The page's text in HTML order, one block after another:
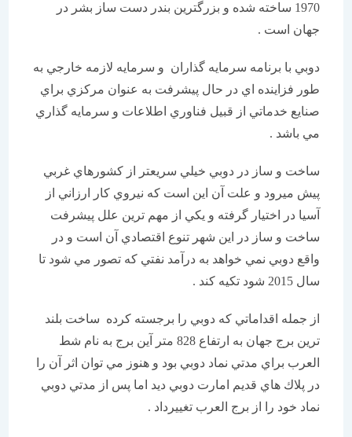
1970 ساخته شده و بزرگترين بندر دست ساز بشر در
جهان است .
دوبي با برنامه سرمايه گذاران و سرمايه لازمه خارجي به
طور فزاينده اي در حال پيشرفت به عنوان مركزي براي
صنايع خدماتي از قبيل فناوري اطلاعات و سرمايه گذاري
مي باشد .
ساخت و ساز در دوبي خيلي سريعتر از كشورهاي غربي
پيش ميرود و علت آن اين است كه نيروي كار ارزاني از
آسيا در اختيار گرفته و يكي از مهم ترين علل پيشرفت
ساخت و ساز در اين شهر تنوع اقتصادي آن است و در
واقع دوبي نمي خواهد به درآمد نفتي كه تصور مي شود تا
از جمله اقداماتي كه دوبي را برجسته كرده ساخت بلند
ترين برج جهان به ارتفاع 828 متر آين برج به نام شط
العرب براي مدتي نماد دوبي بود و هنوز مي توان اثر آن را
در پلاك هاي قديم امارت دوبي ديد اما پس از مدتي دوبي
نماد خود را از برج العرب تغیيرداد .